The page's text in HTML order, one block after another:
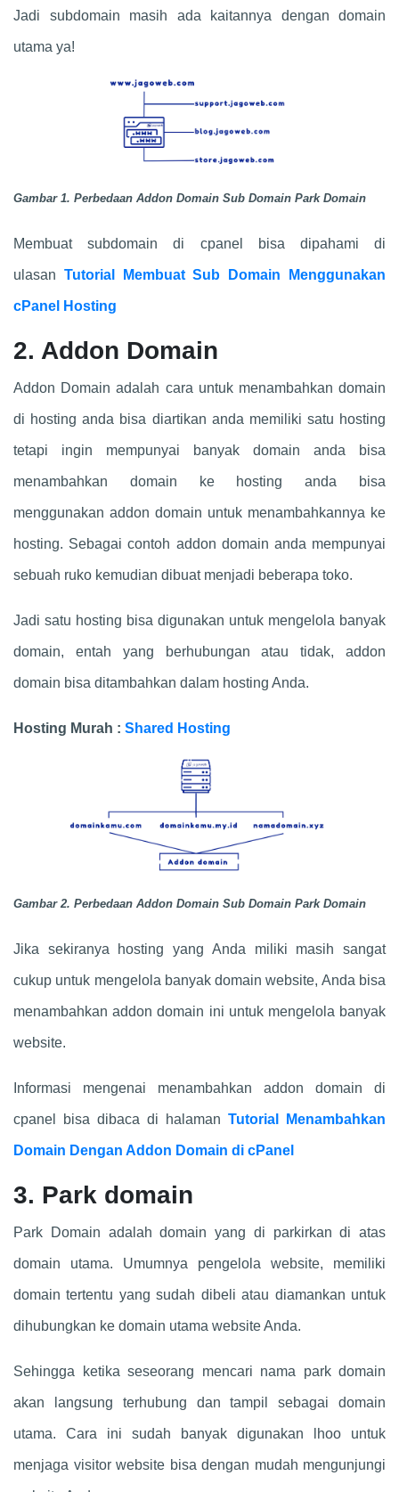
Jadi subdomain masih ada kaitannya dengan domain
utama ya!
Gambar 1. Perbedaan Addon Domain Sub Domain Park Domain
Membuat subdomain di cpanel bisa dipahami di
ulasan Tutorial Membuat Sub Domain Menggunakan
cPanel Hosting
2. Addon Domain
Addon Domain adalah cara untuk menambahkan domain
di hosting anda bisa diartikan anda memiliki satu hosting
tetapi ingin mempunyai banyak domain anda bisa
menambahkan domain ke hosting anda bisa
menggunakan addon domain untuk menambahkannya ke
hosting. Sebagai contoh addon domain anda mempunyai
sebuah ruko kemudian dibuat menjadi beberapa toko.
Jadi satu hosting bisa digunakan untuk mengelola banyak
domain, entah yang berhubungan atau tidak, addon
domain bisa ditambahkan dalam hosting Anda.
Hosting Murah : Shared Hosting
Gambar 2. Perbedaan Addon Domain Sub Domain Park Domain
Jika sekiranya hosting yang Anda miliki masih sangat
cukup untuk mengelola banyak domain website, Anda bisa
menambahkan addon domain ini untuk mengelola banyak
website.
Informasi mengenai menambahkan addon domain di
cpanel bisa dibaca di halaman Tutorial Menambahkan
Domain Dengan Addon Domain di cPanel
3. Park domain
Park Domain adalah domain yang di parkirkan di atas
domain utama. Umumnya pengelola website, memiliki
domain tertentu yang sudah dibeli atau diamankan untuk
dihubungkan ke domain utama website Anda.
Sehingga ketika seseorang mencari nama park domain
akan langsung terhubung dan tampil sebagai domain
utama. Cara ini sudah banyak digunakan lhoo untuk
menjaga visitor website bisa dengan mudah mengunjungi